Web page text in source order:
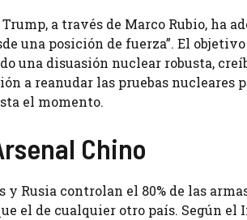
a través de Marco Rubio, ha
una posición de fuerza”. El
una disuasión nuclear robusta,
a reanudar las pruebas nucleares
el momento.
Chino
y Rusia controlan el 80% de las
el de cualquier otro país. Según